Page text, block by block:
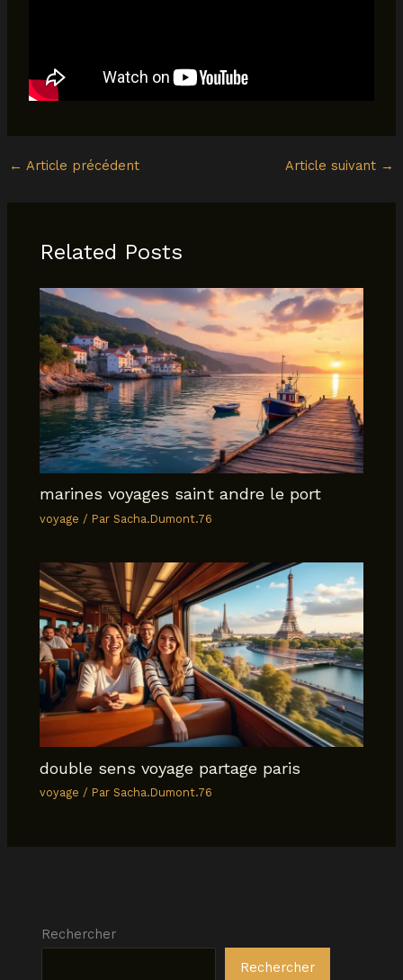
← Article précédent Article suivant →
Related Posts
marines voyages saint andre le port
voyage / ParSacha.Dumont.76
double sens voyage partage paris
voyage / ParSacha.Dumont.76
Rechercher
Rechercher